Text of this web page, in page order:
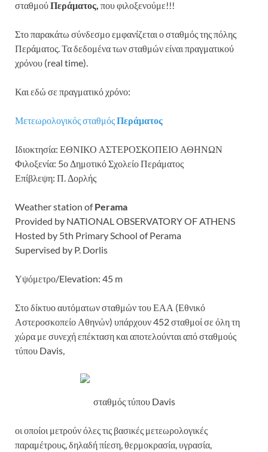
σταθμούΠεράματος, που φιλοξενούμε!!!
Στο παρακάτω σύνδεσμο εμφανίζεται ο σταθμός της πόλης
Περάματος. Τα δεδομένα των σταθμών είναι πραγματικού
χρόνου (real time).
Και εδώ σε πραγματικό χρόνο:
Μετεωρολογικός σταθμόςΠεράματος
Ιδιοκτησία: ΕΘΝΙΚΟ ΑΣΤΕΡΟΣΚΟΠΕΙΟ ΑΘΗΝΩΝ
Φιλοξενία: 5ο Δημοτικό Σχολείο Περάματος
Επίβλεψη: Π. Δορλής
Weather station ofPerama
Provided by NATIONAL OBSERVATORY OF ATHENS
Hosted by 5th Primary School of Perama
Supervised by P. Dorlis
Υψόμετρο/Elevation: 45 m
Στο δίκτυο αυτόματων σταθμών του ΕΑΑ (Εθνικό
Αστεροσκοπείο Αθηνών) υπάρχουν 452 σταθμοί σε όλη τη
χώρα με συνεχή επέκταση και αποτελούνται από σταθμούς
τύπου Davis,
σταθμός τύπου Davis
οι οποίοι μετρούν όλες τις βασικές μετεωρολογικές
παραμέτρους, δηλαδή πίεση, θερμοκρασία, υγρασία,